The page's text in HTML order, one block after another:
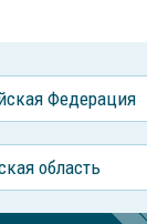
Федерация
область